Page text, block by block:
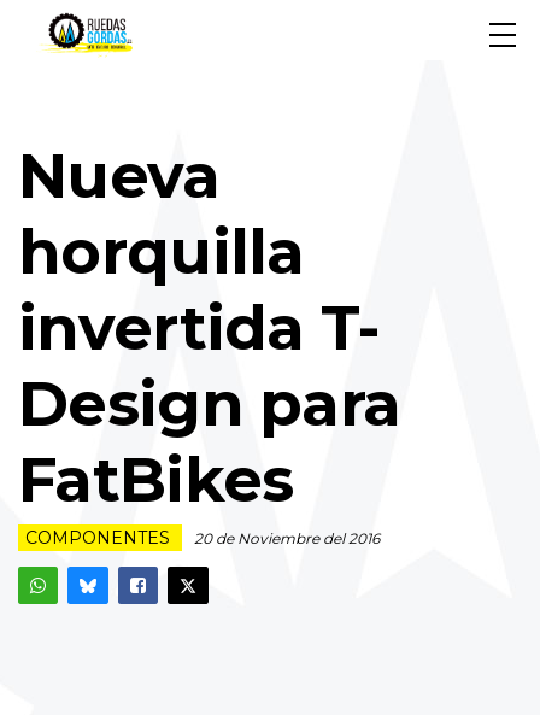
Nueva
horquilla
invertida T-
Design para
FatBikes
COMPONENTES 20 de Noviembre del 2016